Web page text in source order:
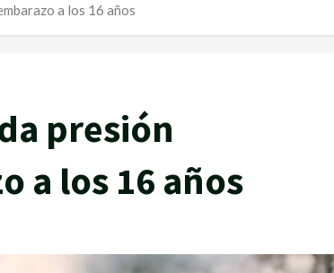
a los 16 años
presión
a los 16 años